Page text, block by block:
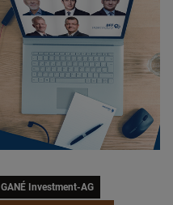
GANÉ Investment-AG